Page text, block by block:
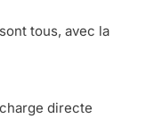
tous, avec la
directe